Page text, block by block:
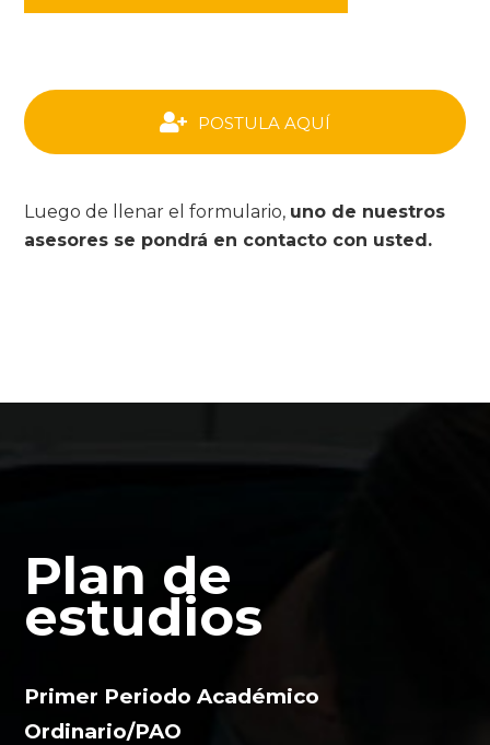
POSTULA AQUÍ
Luego de llenar el formulario, uno de nuestros
asesores se pondrá en contacto con usted.
Plan de
estudios
Primer Periodo Académico
Ordinario/PAO